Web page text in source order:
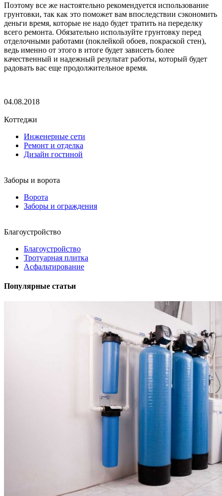
Поэтому все же настоятельно рекомендуется использование
грунтовки, так как это поможет вам впоследствии сэкономить
деньги время, которые не надо будет тратить на переделку
всего ремонта. Обязательно используйте грунтовку перед
отделочными работами (поклейкой обоев, покраской стен),
ведь именно от этого в итоге будет зависеть более
качественный и надежный результат работы, который будет
радовать вас еще продолжительное время.
04.08.2018
Коттеджи
Инженерные сети
Ремонт и отделка
Дизайн гостиной
Заборы и ворота
Ворота
Заборы и ограждения
Благоустройство
Благоустройство
Тротуарная плитка
Асфальтирование
Популярные статьи